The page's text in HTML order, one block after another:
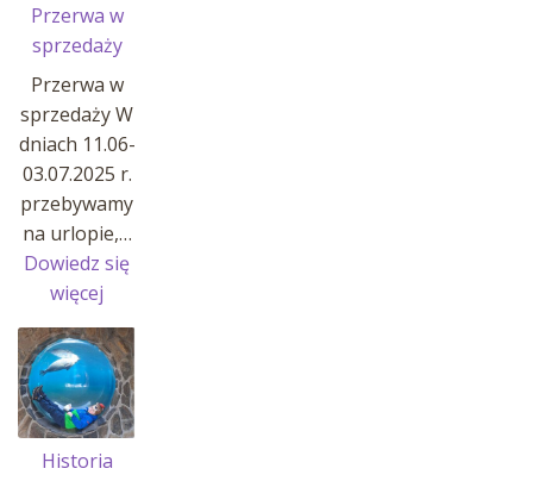
Przerwa w
sprzedaży
Przerwa w
sprzedaży W
dniach 11.06-
03.07.2025 r.
przebywamy
na urlopie,…
Dowiedz się
więcej
Przerwa
w
sprzedaży
Historia